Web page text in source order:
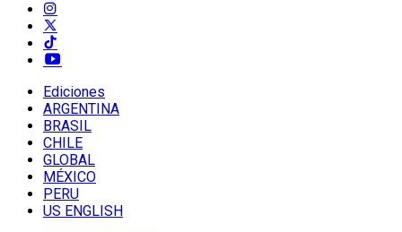
Ediciones
ARGENTINA
BRASIL
CHILE
GLOBAL
MÉXICO
PERU
US ENGLISH